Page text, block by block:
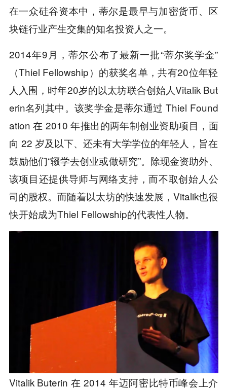
在一众硅谷资本中，蒂尔是最早与加密货币、区
块链行业产生交集的知名投资人之一。
2014年9月，蒂尔公布了最新一批“蒂尔奖学金”
（Thiel Fellowship）的获奖名单，共有20位年轻
人入围，时年20岁的以太坊联合创始人Vitalik But
erin名列其中。该奖学金是蒂尔通过 Thiel Found
ation 在 2010 年推出的两年制创业资助项目，面
向 22 岁及以下、还未有大学学位的年轻人，旨在
鼓励他们“辍学去创业或做研究”。除现金资助外、
该项目还提供导师与网络支持，而不取创始人公
司的股权。而随着以太坊的快速发展，Vitalik也很
快开始成为Thiel Fellowship的代表性人物。
Vitalik Buterin 在 2014 年迈阿密比特币峰会上介